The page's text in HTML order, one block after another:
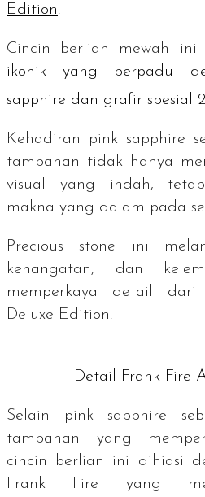
Edition.
Cincin berlian mewah ini
ikonik yang berpadu
sapphire dan grafir spesial
Kehadiran pink sapphire
tambahan tidak hanya
visual yang indah,
makna yang dalam pada
Precious stone ini
kehangatan, dan
memperkaya detail
Deluxe Edition.
Detail Frank Fire
Selain pink sapphire
tambahan yang
cincin berlian ini dihiasi
Frank Fire yang